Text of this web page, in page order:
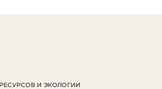
И ЭКОЛОГИИ